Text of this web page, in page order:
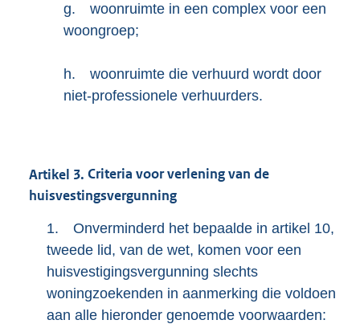
g.
woonruimte in een complex voor een
woongroep;
h.
woonruimte die verhuurd wordt door
niet-professionele verhuurders.
Artikel 3. Criteria voor verlening van de
huisvestingsvergunning
1.
Onverminderd het bepaalde in artikel 10,
tweede lid, van de wet, komen voor een
huisvestigingsvergunning slechts
woningzoekenden in aanmerking die voldoen
aan alle hieronder genoemde voorwaarden: